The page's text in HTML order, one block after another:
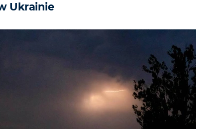
Ukrainie